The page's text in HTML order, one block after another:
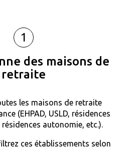
1
des maisons de
retraite
les maisons de retraite
(EHPAD, USLD, résidences
résidences autonomie, etc.).
ces établissements selon